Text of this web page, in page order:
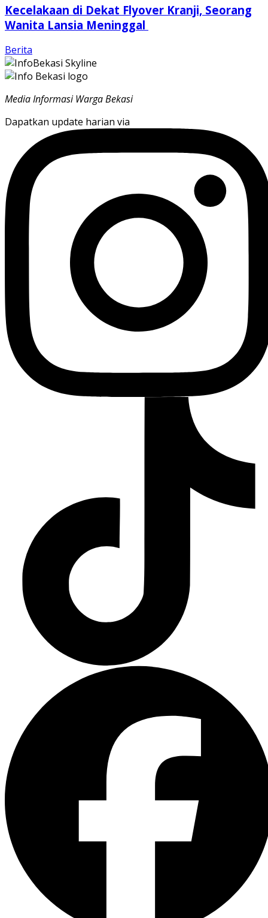
Kecelakaan di Dekat Flyover Kranji, Seorang
Wanita Lansia Meninggal
Berita
Media Informasi Warga Bekasi
Dapatkan update harian via